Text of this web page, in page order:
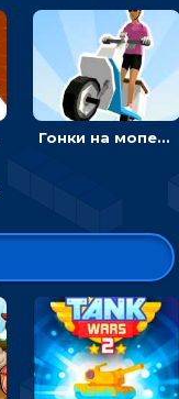
Гонки на мопеде с курьером: менять полосы движения, чтобы собирать деньги